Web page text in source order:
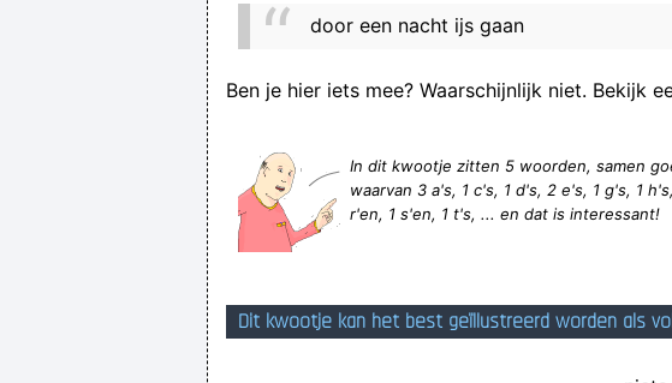
door een nacht ijs gaan
Ben je hier iets mee? Waarschijnlijk niet. Bekijk
In dit kwootje zitten 5 woorden, samen
waarvan 3 a's, 1 c's, 1 d's, 2 e's, 1 g's, 1
r'en, 1 s'en, 1 t's, ... en dat is interessant!
Dit kwootje kan het best geïllustreerd worden als